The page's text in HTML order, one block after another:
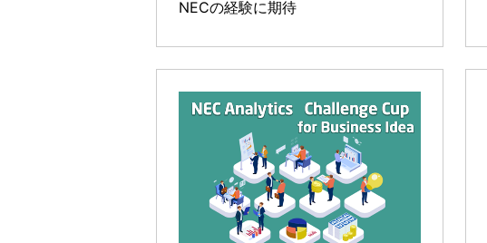
NECの経験に期待